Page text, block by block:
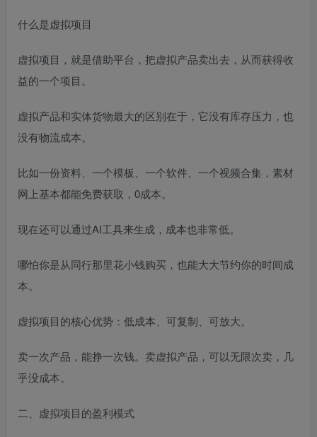
什么是虚拟项目
虚拟项目，就是借助平台，把虚拟产品卖出去，从而获得收
益的一个项目。
虚拟产品和实体货物最大的区别在于，它没有库存压力，也
没有物流成本。
比如一份资料、一个模板、一个软件、一个视频合集，素材
网上基本都能免费获取，0成本。
现在还可以通过AI工具来生成，成本也非常低。
哪怕你是从同行那里花小钱购买，也能大大节约你的时间成
本。
虚拟项目的核心优势：低成本、可复制、可放大。
卖一次产品，能挣一次钱。卖虚拟产品，可以无限次卖，几
乎没成本。
二、虚拟项目的盈利模式